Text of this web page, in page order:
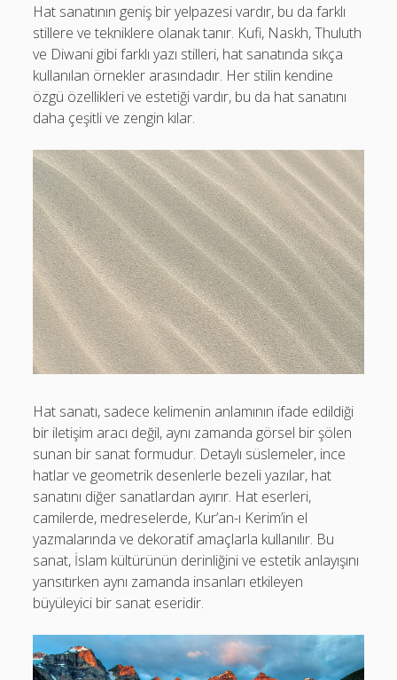
Hat sanatının geniş bir yelpazesi vardır, bu da farklı
stillere ve tekniklere olanak tanır. Kufi, Naskh, Thuluth
ve Diwani gibi farklı yazı stilleri, hat sanatında sıkça
kullanılan örnekler arasındadır. Her stilin kendine
özgü özellikleri ve estetiği vardır, bu da hat sanatını
daha çeşitli ve zengin kılar.
Hat sanatı, sadece kelimenin anlamının ifade edildiği
bir iletişim aracı değil, aynı zamanda görsel bir şölen
sunan bir sanat formudur. Detaylı süslemeler, ince
hatlar ve geometrik desenlerle bezeli yazılar, hat
sanatını diğer sanatlardan ayırır. Hat eserleri,
camilerde, medreselerde, Kur’an-ı Kerim’in el
yazmalarında ve dekoratif amaçlarla kullanılır. Bu
sanat, İslam kültürünün derinliğini ve estetik anlayışını
yansıtırken aynı zamanda insanları etkileyen
büyüleyici bir sanat eseridir.